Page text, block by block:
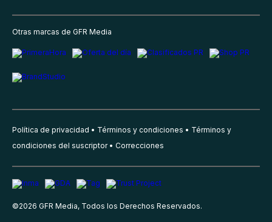
Otras marcas de GFR Media
Política de privacidad Términos y condiciones
Términos y
condiciones del suscriptor
Correcciones
©2026 GFR Media, Todos los Derechos Reservados.